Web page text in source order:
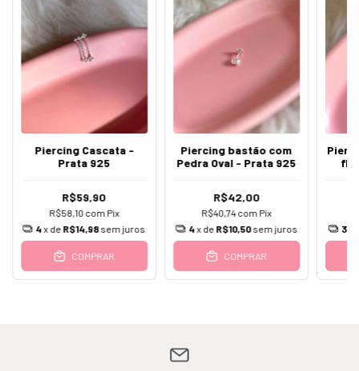
Piercing Cascata -
Prata 925
R$59,90
R$58,10 com Pix
4x de R$14,98sem juros
COMPRAR
Piercing bastão com
Pedra Oval - Prata 925
R$42,00
R$40,74com Pix
4x de R$10,50sem juros
COMPRAR
3